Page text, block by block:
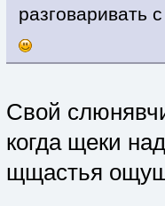
разговаривать
Свой
когда щеки
щщастья